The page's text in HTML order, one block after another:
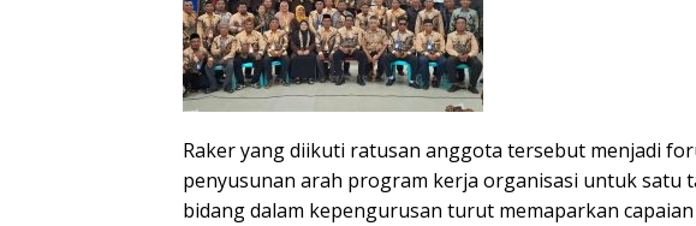
Raker yang diikuti ratusan anggota tersebut menjadi
penyusunan arah program kerja organisasi untuk satu
bidang dalam kepengurusan turut memaparkan